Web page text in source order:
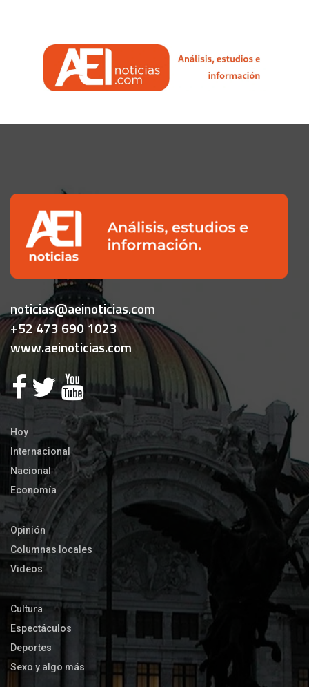
noticias@aeinoticias.com
+52 473 690 1023
www.aeinoticias.com
Hoy
Internacional
Nacional
Economía
Opinión
Columnas locales
Videos
Cultura
Espectáculos
Deportes
Sexo y algo más